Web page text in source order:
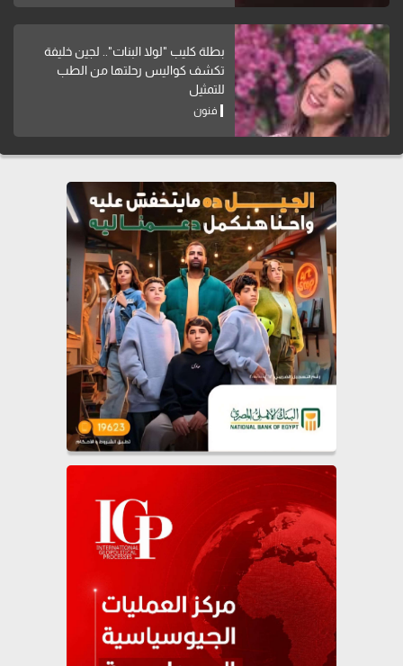
بطلة كليب "لولا البنات".. لجين خليفة
تكشف كواليس رحلتها من الطب
للتمثيل
فنون